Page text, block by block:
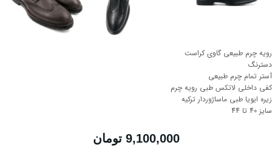
رویه چرم طبیعی گاوی کراست
دسترنگ
آستر تمام چرم طبیعی
کفی داخلی لاتکس طبی رویه چرم
زیره ایویا طبی ماساژوردار ترکیه
سایز 40 تا 44
9,100,000 تومان